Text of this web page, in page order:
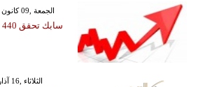
GMT 16:10 2026 الجمعة ,09 كانون الثاني / يناير
GMT 19:42 2021 الثلاثاء ,16 آذار/ مارس